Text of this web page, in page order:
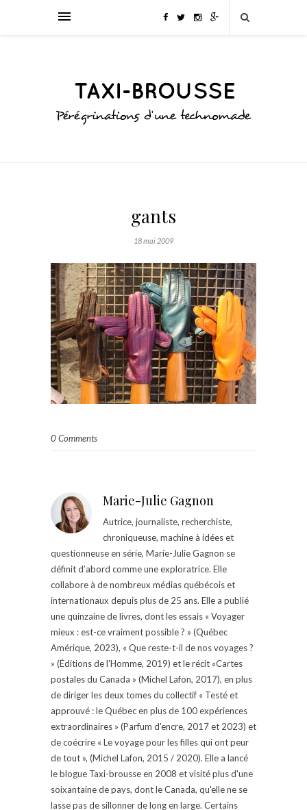
gants
18 mai 2009
0 Comments
Marie-Julie Gagnon
Autrice, journaliste, recherchiste,
chroniqueuse, machine à idées et
questionneuse en série, Marie-Julie Gagnon se
définit d’abord comme une exploratrice. Elle
collabore à de nombreux médias québécois et
internationaux depuis plus de 25 ans. Elle a publié
une quinzaine de livres, dont les essais « Voyager
mieux : est-ce vraiment possible ? » (Québec
Amérique, 2023), « Que reste-t-il de nos voyages ?
» (Éditions de l'Homme, 2019) et le récit «Cartes
postales du Canada » (Michel Lafon, 2017), en plus
de diriger les deux tomes du collectif « Testé et
approuvé : le Québec en plus de 100 expériences
extraordinaires » (Parfum d'encre, 2017 et 2023) et
de coécrire « Le voyage pour les filles qui ont peur
de tout », (Michel Lafon, 2015 / 2020). Elle a lancé
le blogue Taxi-brousse en 2008 et visité plus d'une
soixantaine de pays, dont le Canada, qu'elle ne se
lasse pas de sillonner de long en large. Certains